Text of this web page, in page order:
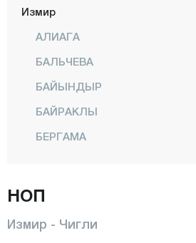
Измир
АЛИАГА
БАЛЬЧЕВА
БАЙЫНДЫР
БАЙРАКЛЫ
БЕРГАМА
ЧЕШМЕ
НОП
Измир - Чигли